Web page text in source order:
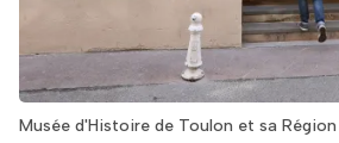
Musée d'Histoire de Toulon et sa Région